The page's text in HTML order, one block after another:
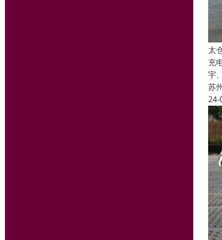
太
充
宇
苏
24-